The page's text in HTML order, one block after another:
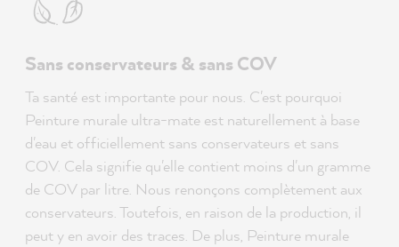
Sans conservateurs & sans COV
Ta santé est importante pour nous. C'est pourquoi
Peinture murale ultra-mate est naturellement à base
d'eau et officiellement sans conservateurs et sans
COV. Cela signifie qu'elle contient moins d'un gramme
de COV par litre. Nous renonçons complètement aux
conservateurs. Toutefois, en raison de la production, il
peut y en avoir des traces. De plus, Peinture murale